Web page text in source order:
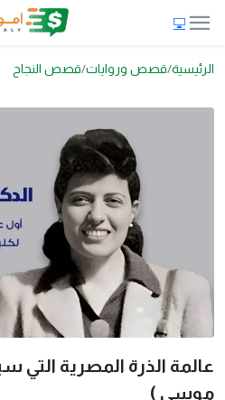
الرئيسية قصص وروايات قصص النجاح
عالمة الذرة المصرية
موسي )